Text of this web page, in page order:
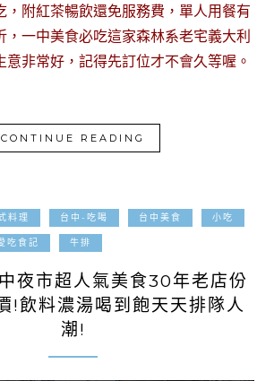
，附紅茶暢飲還免服務費，單人用餐有
，一中美食必吃這家森林系老宅義大利
意非常好，記得先訂位才不會久等喔。
CONTINUE READING
料理 台中-吃喝 台中美食 小吃
吃食記 牛排
夜市超人氣美食30年老店份
!飲料濃湯喝到飽天天排隊人
潮!